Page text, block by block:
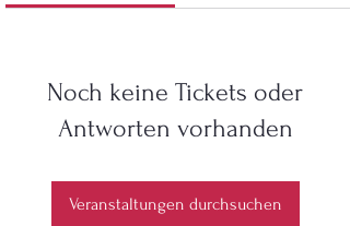
Noch keine Tickets oder
Antworten vorhanden
Veranstaltungen durchsuchen